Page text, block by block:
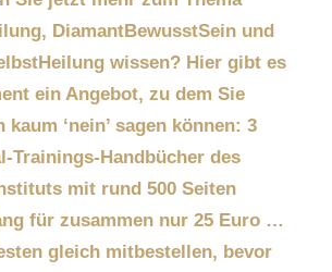
DiamantBewusstSein und
wissen? Hier gibt es
ein Angebot, zu dem Sie
‘nein’ sagen können: 3
Trainings-Handbücher des
mit rund 500 Seiten
für zusammen nur 25 Euro …
gleich mitbestellen, bevor